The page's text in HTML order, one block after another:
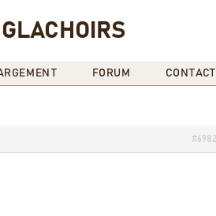
FORUM CONTACT
#6982